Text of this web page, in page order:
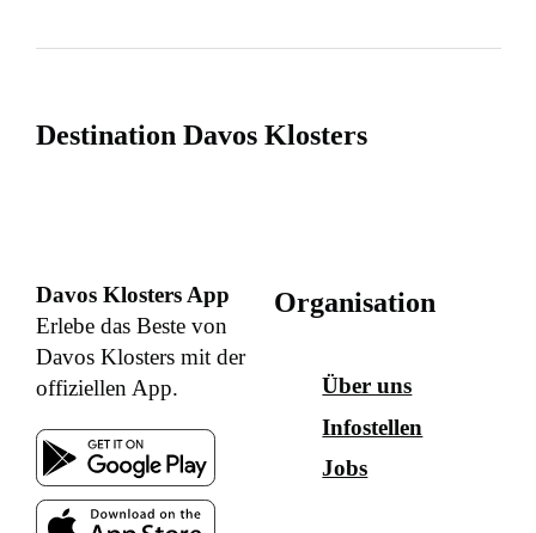
Destination Davos Klosters
Davos Klosters App
Erlebe das Beste von
Davos Klosters mit der
offiziellen App.
Organisation
Über uns
Infostellen
Jobs